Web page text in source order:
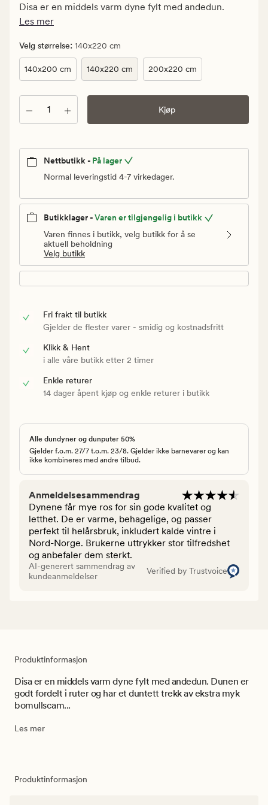
499,95
kr.
pris
4
999,90
Disa er en middels varm dyne fylt med andedun.
Les mer
Velg størrelse: 140x220 cm
140x200 cm 140x220 cm 200x220 cm
Antall Kjøp
Nettbutikk - På lager
Normal leveringstid 4-7 virkedager.
Butikklager -Varen er tilgjengelig i butikk
Varen finnes i butikk, velg butikk for å se
aktuell beholdning
Velg butikk
Fri frakt til butikk
Gjelder de flester varer - smidig og kostnadsfritt
Klikk & Hent
i alle våre butikk etter 2 timer
Enkle returer
14 dager åpent kjøp og enkle returer i butikk
Alle dundyner og dunputer 50%
Gjelder f.o.m. 27/7 t.o.m. 23/8. Gjelder ikke barnevarer og kan
ikke kombineres med andre tilbud.
Anmeldelsesammendrag
Dynene får mye ros for sin gode kvalitet og
letthet. De er varme, behagelige, og passer
perfekt til helårsbruk, inkludert kalde vintre i
Nord-Norge. Brukerne uttrykker stor tilfredshet
og anbefaler dem sterkt.
AI-generert sammendrag av
kundeanmeldelser
Verified by Trustvoice
Produktinformasjon
Disa er en middels varm dyne fylt med andedun. Dunen er
godt fordelt i ruter og har et duntett trekk av ekstra myk
bomullscam...
Les mer
Produktinformasjon